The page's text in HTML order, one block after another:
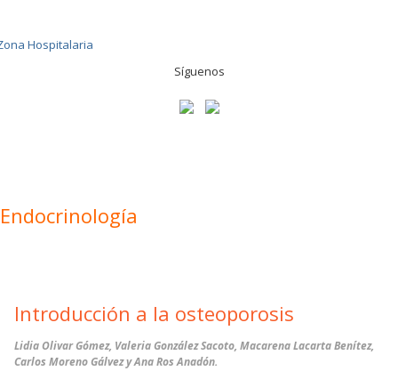
Síguenos
Endocrinología
Introducción a la osteoporosis
Lidia Olivar Gómez, Valeria González Sacoto, Macarena Lacarta Benítez,
Carlos Moreno Gálvez y Ana Ros Anadón.